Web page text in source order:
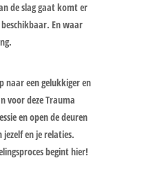
de slag gaat komt er
En waar
naar een gelukkiger en
voor deze Trauma
en open de deuren
en je relaties.
begint hier!